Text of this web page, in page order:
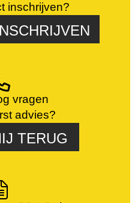
inschrijven?
vragen
advies?
TERUG